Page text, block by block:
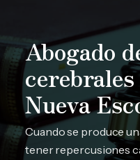
Abogado
Nueva
Cuando se produce
tener repercusiones